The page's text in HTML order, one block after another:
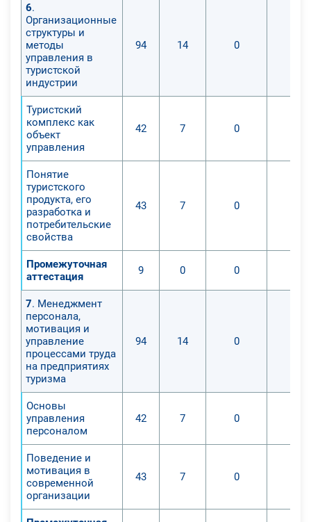
6.
Организационные
структуры и
методы
управления в
туристской
индустрии
94 14 0
Туристский
комплекс как
объект
управления
42 7 0
Понятие
туристского
продукта, его
разработка и
потребительские
свойства
43 7 0
Промежуточная
аттестация
9 0 0
7. Менеджмент
персонала,
мотивация и
управление
процессами труда
на предприятиях
туризма
94 14 0
Основы
управления
персоналом
42 7 0
Поведение и
мотивация в
современной
организации
43 7 0